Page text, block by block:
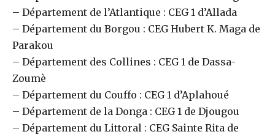
– Département de l’Atlantique : CEG 1 d’Allada
– Département du Borgou : CEG Hubert K. Maga de
Parakou
– Département des Collines : CEG 1 de Dassa-
Zoumè
– Département du Couffo : CEG 1 d’Aplahoué
– Département de la Donga : CEG 1 de Djougou
– Département du Littoral : CEG Sainte Rita de